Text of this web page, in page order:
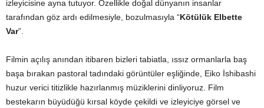
izleyicisine ayna tutuyor. Özellikle doğal dünyanın insanlar
tarafından göz ardı edilmesiyle, bozulmasıyla “Kötülük Elbette
Var”.
Filmin açılış anından itibaren bizleri tabiatla, ıssız ormanlarla baş
başa bırakan pastoral tadındaki görüntüler eşliğinde, Eiko İshibashi
huzur verici titizlikle hazırlanmış müziklerini dinliyoruz. Film
bestekarın büyüdüğü kırsal köyde çekildi ve izleyiciye görsel ve